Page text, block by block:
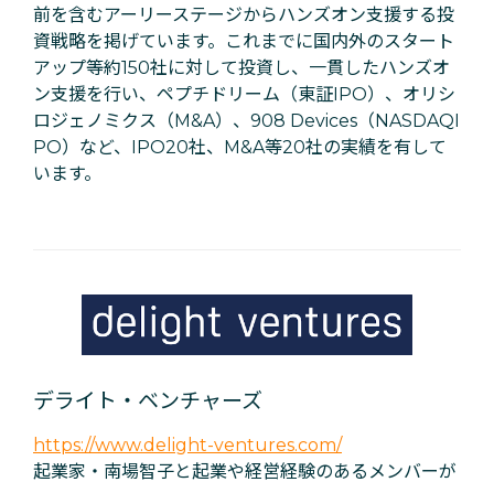
前を含むアーリーステージからハンズオン支援する投
資戦略を掲げています。これまでに国内外のスタート
アップ等約150社に対して投資し、一貫したハンズオ
ン支援を行い、ペプチドリーム（東証IPO）、オリシ
ロジェノミクス（M&A）、908 Devices（NASDAQI
PO）など、IPO20社、M&A等20社の実績を有して
います。
デライト・ベンチャーズ
https://www.delight-ventures.com/
起業家・南場智子と起業や経営経験のあるメンバーが